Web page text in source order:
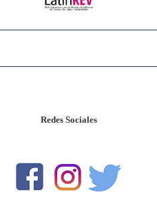
Redes Sociales